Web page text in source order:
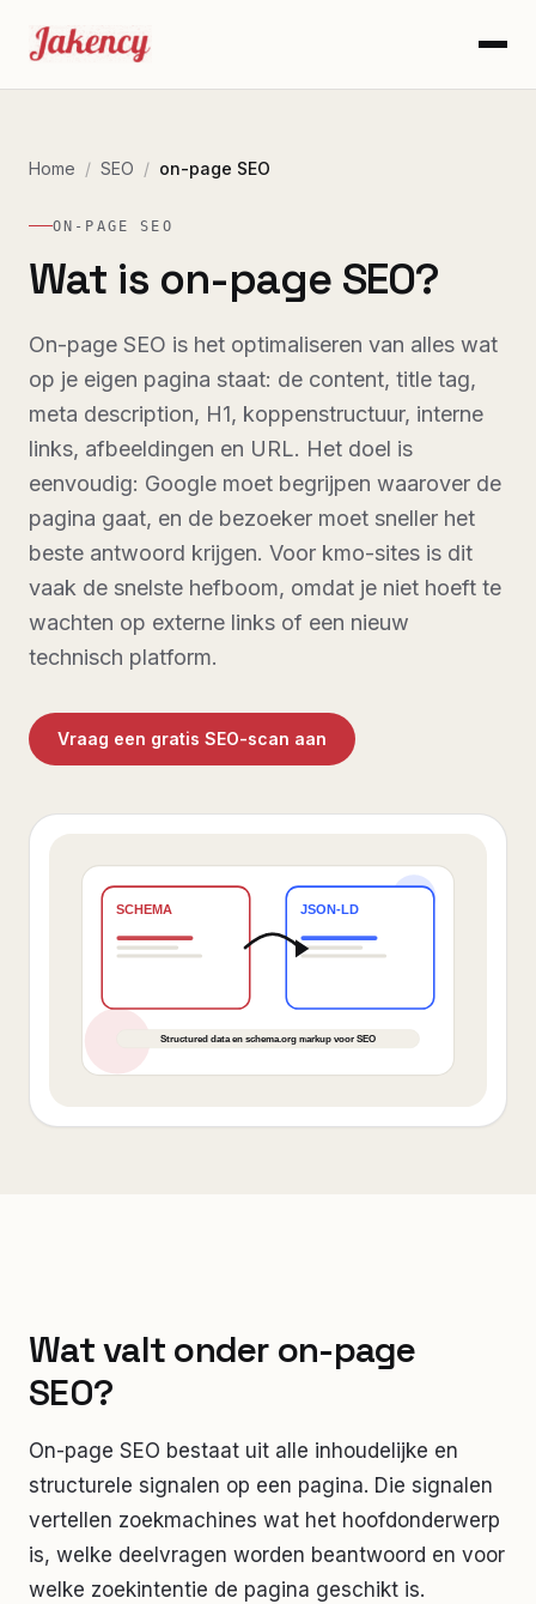
Home / SEO / on-page SEO
ON-PAGE SEO
Wat is on-page SEO?
On-page SEO is het optimaliseren van alles wat
op je eigen pagina staat: de content, title tag,
meta description, H1, koppenstructuur, interne
links, afbeeldingen en URL. Het doel is
eenvoudig: Google moet begrijpen waarover de
pagina gaat, en de bezoeker moet sneller het
beste antwoord krijgen. Voor kmo-sites is dit
vaak de snelste hefboom, omdat je niet hoeft te
wachten op externe links of een nieuw
technisch platform.
Vraag een gratis SEO-scan aan
Wat valt onder on-page
SEO?
On-page SEO bestaat uit alle inhoudelijke en
structurele signalen op een pagina. Die signalen
vertellen zoekmachines wat het hoofdonderwerp
is, welke deelvragen worden beantwoord en voor
welke zoekintentie de pagina geschikt is.